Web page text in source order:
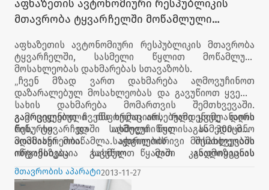
აფხაზეთის ავტონომიური რესპუბლიკის
მთავრობა ტყვარჩელში მოწამლული
მზადყოფნას გამოთქვამს
აფხაზეთის ავტონომიური რესპუბლიკის მთავრობა
ტყვარჩელში, სასმელი წყლით მოწამლულ
მოსახლეობას დახმარებას სთავაზობს.
„ჩვენ მზად ვართ დახმარება აღმოვუჩინოთ
დაზარალებულ მოსახლეობას და გავუწიოთ ყველა
სახის დახმარება მომართვის შემთხვევაში.
გამოვიყენოთ ჩვენს ხელთ არსებული ყველანაირი
რესურსი და აღმოვუჩინოთ სამედიცინო
მომსახურეობა. საჭიროების შემთხვევაში
ორგანიზება გავუწიოთ მათ გადმოყვანას
საქართველოს დანარჩენ ტერიტორიაზე," -
განაცხადა აფხაზეთის ავტონომიური რესპუბლიკის
გავრცელებული ინფორმაციით, რამდენიმე დღის
წინ, ტყვარჩელში სასმელი წყლისაგან 300-მდე
ადამიანი მოიწამლა. ადგილობრივი მოსახლეობის
ინტოქსიკაცია სასმელ წყალში კანალიზაციის
გაჟონვამ გამოიწვია. დაზარალებულთა უმეტესობა
მოზარდია. ისინი ოჩამჩირის, სოხუმისა და გალის
მთავრობის აპარატი2013-11-27